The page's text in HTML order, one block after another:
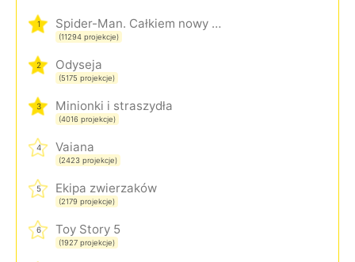
1 Spider-Man. Całkiem nowy dzień
(11294 projekcje)
2 Odyseja
(5175 projekcje)
3 Minionki i straszydła
(4016 projekcje)
4 Vaiana
(2423 projekcje)
5 Ekipa zwierzaków
(2179 projekcje)
6 Toy Story 5
(1927 projekcje)